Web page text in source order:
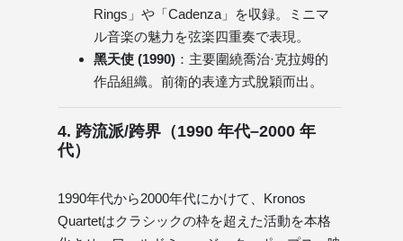
Rings」や「Cadenza」を収録。ミニマ
ル音楽の魅力を弦楽四重奏で表現。
黑天使 (1990) ：主要圍繞喬治·克拉姆的
作品組織。前衛的表達方式脫穎而出。
4. 跨流派/跨界（1990 年代–2000 年
代）
1990年代から2000年代にかけて、Kronos
Quartetはクラシックの枠を超えた活動を本格